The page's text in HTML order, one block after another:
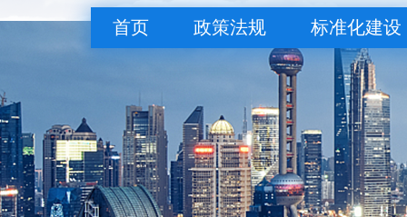
首页 政策法规 标准化建设